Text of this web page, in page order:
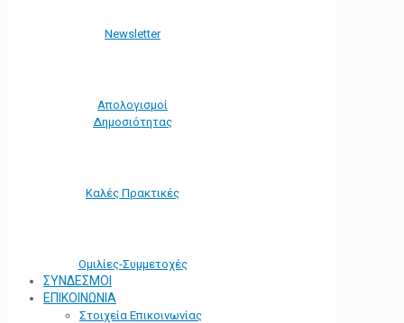
Νewsletter
Απολογισμοί
Δημοσιότητας
Καλές Πρακτικές
Ομιλίες-Συμμετοχές
ΣΥΝΔΕΣΜΟΙ
ΕΠΙΚΟΙΝΩΝΙΑ
Στοιχεία Επικοινωνίας